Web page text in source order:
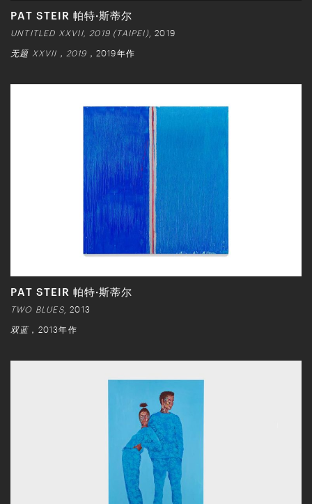
PAT STEIR 帕特·斯蒂尔
UNTITLED XXVII, 2019 (TAIPEI) , 2019
无题 XXVII，2019 ，2019年作
PAT STEIR 帕特·斯蒂尔
TWO BLUES, 2013
双蓝，2013年作